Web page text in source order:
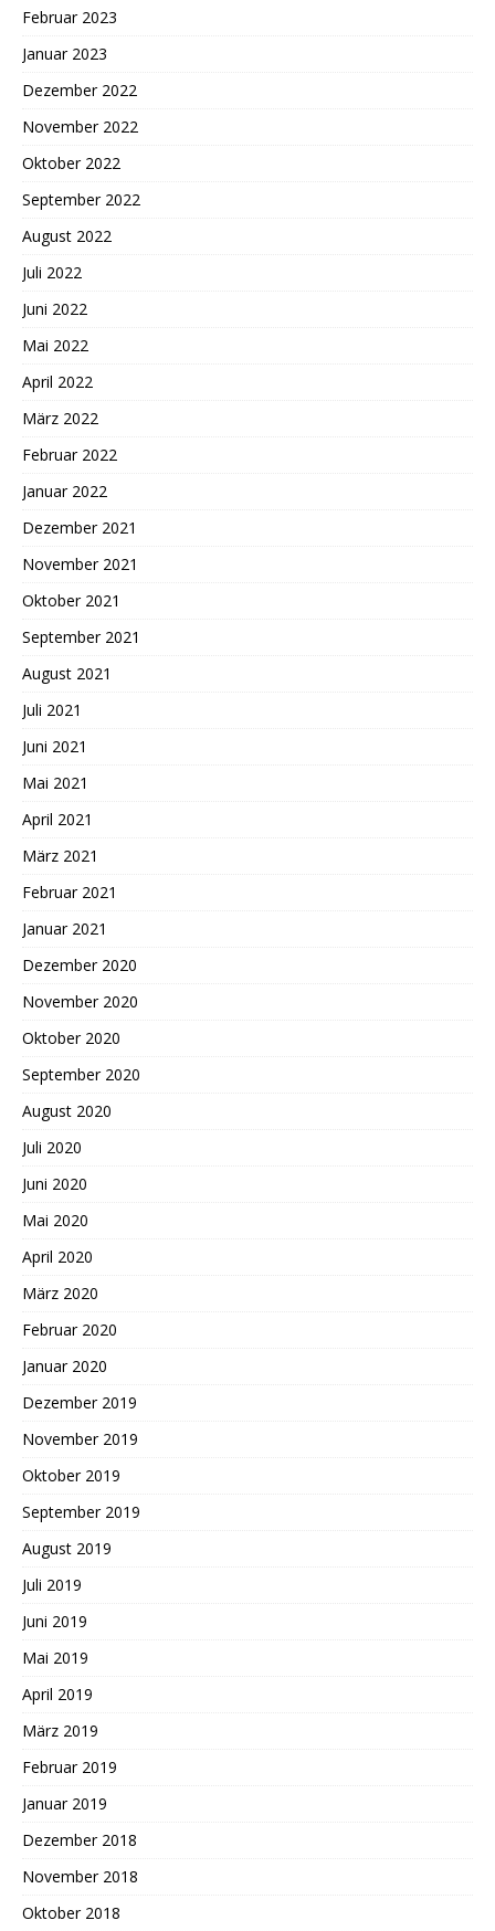
Februar 2023
Januar 2023
Dezember 2022
November 2022
Oktober 2022
September 2022
August 2022
Juli 2022
Juni 2022
Mai 2022
April 2022
März 2022
Februar 2022
Januar 2022
Dezember 2021
November 2021
Oktober 2021
September 2021
August 2021
Juli 2021
Juni 2021
Mai 2021
April 2021
März 2021
Februar 2021
Januar 2021
Dezember 2020
November 2020
Oktober 2020
September 2020
August 2020
Juli 2020
Juni 2020
Mai 2020
April 2020
März 2020
Februar 2020
Januar 2020
Dezember 2019
November 2019
Oktober 2019
September 2019
August 2019
Juli 2019
Juni 2019
Mai 2019
April 2019
März 2019
Februar 2019
Januar 2019
Dezember 2018
November 2018
Oktober 2018